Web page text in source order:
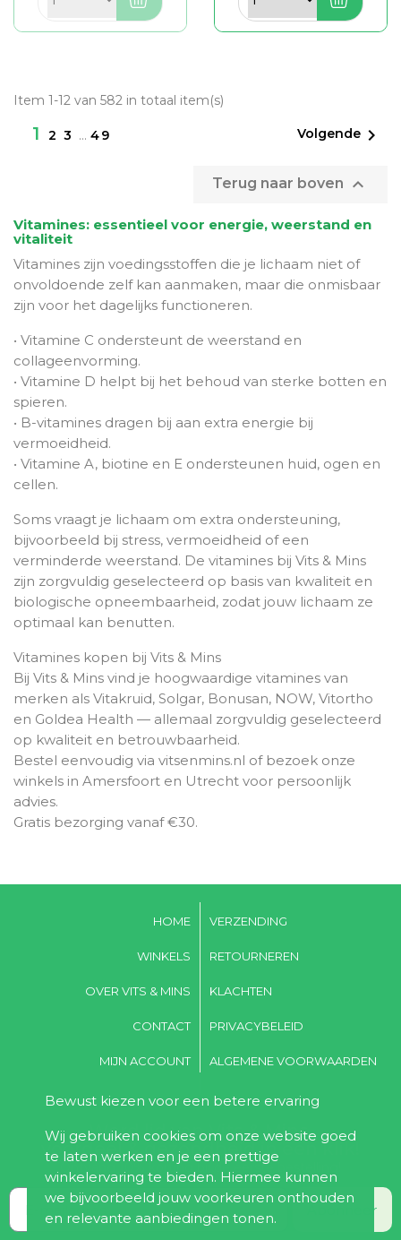
Bewust kiezen voor een betere ervaring
Wij gebruiken cookies om onze website goed
te laten werken en je een prettige
winkelervaring te bieden. Hiermee kunnen
we bijvoorbeeld jouw voorkeuren onthouden
en relevante aanbiedingen tonen.
Item 1-12 van 582 in totaal item(s)
1 2 3 … 49 Volgende 
Terug naar boven 
Vitamines: essentieel voor energie, weerstand en
vitaliteit
Vitamines zijn voedingsstoffen die je lichaam niet of
onvoldoende zelf kan aanmaken, maar die onmisbaar
zijn voor het dagelijks functioneren.
• Vitamine C ondersteunt de weerstand en
collageenvorming.
• Vitamine D helpt bij het behoud van sterke botten en
spieren.
• B-vitamines dragen bij aan extra energie bij
vermoeidheid.
• Vitamine A, biotine en E ondersteunen huid, ogen en
cellen.
Soms vraagt je lichaam om extra ondersteuning,
bijvoorbeeld bij stress, vermoeidheid of een
verminderde weerstand. De vitamines bij Vits & Mins
zijn zorgvuldig geselecteerd op basis van kwaliteit en
biologische opneembaarheid, zodat jouw lichaam ze
optimaal kan benutten.
Vitamines kopen bij Vits & Mins
Bij Vits & Mins vind je hoogwaardige vitamines van
merken als Vitakruid, Solgar, Bonusan, NOW, Vitortho
en Goldea Health — allemaal zorgvuldig geselecteerd
op kwaliteit en betrouwbaarheid.
Bestel eenvoudig via vitsenmins.nl of bezoek onze
winkels in Amersfoort en Utrecht voor persoonlijk
advies.
Gratis bezorging vanaf €30.
HOME
WINKELS
OVER VITS & MINS
CONTACT
MIJN ACCOUNT
VERZENDING
RETOURNEREN
KLACHTEN
PRIVACYBELEID
ALGEMENE VOORWAARDEN
Word lid van Vits & Mins,
voordeel & gezondheid in één klik!
Ontvang 10% korting bij de eerste bestelling!
Abonneer